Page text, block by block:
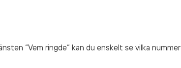
“Vem ringde” kan du enskelt se vilka